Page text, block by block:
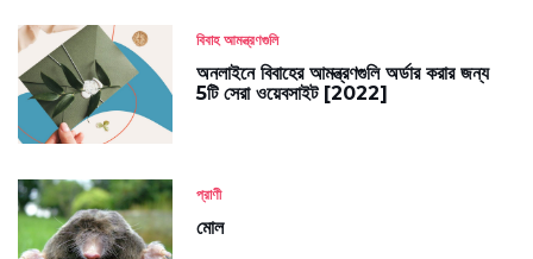
বিবাহ আমন্ত্রণগুলি
অনলাইনে বিবাহের আমন্ত্রণগুলি অর্ডার করার জন্য
5টি সেরা ওয়েবসাইট [2022]
প্রাণী
মোল